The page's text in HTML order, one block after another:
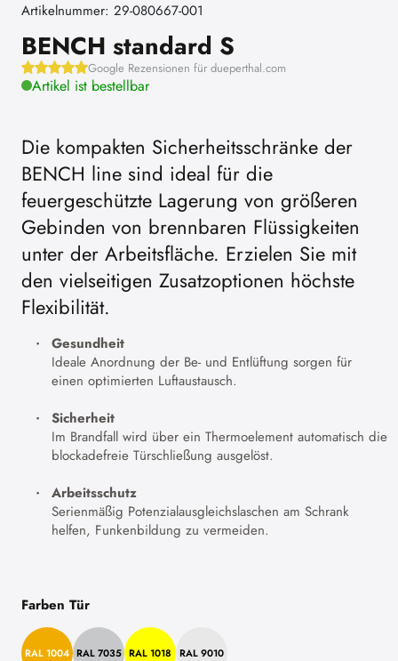
Artikelnummer: 29-080667-001
BENCH standard S
Google Rezensionen für dueperthal.com
Artikel ist bestellbar
Die kompakten Sicherheitsschränke der
BENCH line sind ideal für die
feuergeschützte Lagerung von größeren
Gebinden von brennbaren Flüssigkeiten
unter der Arbeitsfläche. Erzielen Sie mit
den vielseitigen Zusatzoptionen höchste
Flexibilität.
Gesundheit
Ideale Anordnung der Be- und Entlüftung sorgen für
einen optimierten Luftaustausch.
Sicherheit
Im Brandfall wird über ein Thermoelement automatisch die
blockadefreie Türschließung ausgelöst.
Arbeitsschutz
Serienmäßig Potenzialausgleichslaschen am Schrank
helfen, Funkenbildung zu vermeiden.
Farben Tür
RAL 1004 RAL 7035 RAL 1018 RAL 9010